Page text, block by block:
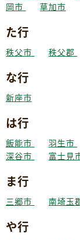
岡市
草加市
た行
秩父市 秩父郡
な行
新座市
は行
飯能市 羽生市
深谷市
富士見
ま行
三郷市 南埼玉
や行